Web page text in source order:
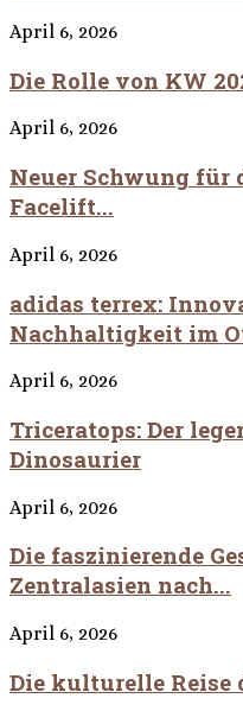
April 6, 2026
Die Rolle von KW
April 6, 2026
Neuer Schwung für
Facelift...
April 6, 2026
adidas terrex:
Nachhaltigkeit im
April 6, 2026
Triceratops: Der
Dinosaurier
April 6, 2026
Die faszinierende
Zentralasien nach...
April 6, 2026
Die kulturelle Reise